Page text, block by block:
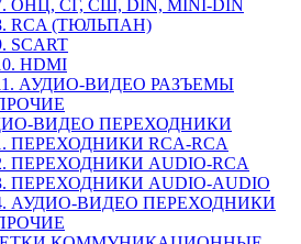
ОНЦ, СГ, СШ, DIN, MINI-DIN
RCA (ТЮЛЬПАН)
SCART
HDMI
АУДИО-ВИДЕО РАЗЪЕМЫ
ВИДЕО ПЕРЕХОДНИКИ
ПЕРЕХОДНИКИ RCA-RCA
ПЕРЕХОДНИКИ AUDIO-RCA
ПЕРЕХОДНИКИ AUDIO-AUDIO
АУДИО-ВИДЕО ПЕРЕХОДНИКИ